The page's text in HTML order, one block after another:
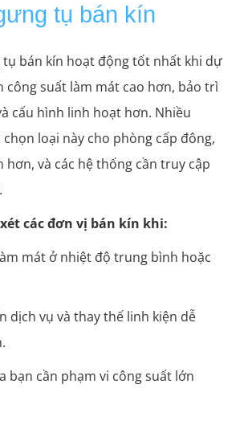
tụ bán kín
bán kín hoạt động tốt nhất khi dự
công suất làm mát cao hơn, bảo trì
cấu hình linh hoạt hơn. Nhiều
loại này cho phòng cấp đông,
hơn, và các hệ thống cần truy cập
các đơn vị bán kín khi:
mát ở nhiệt độ trung bình hoặc
dịch vụ và thay thế linh kiện dễ
bạn cần phạm vi công suất lớn